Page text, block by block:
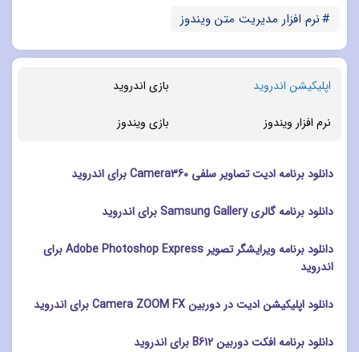
نرم افزار مدیریت متن ویندوز
اپلیکیشن اندروید بازی اندروید
نرم افزار ویندوز بازی ویندوز
دانلود برنامه ادیت تصاویر سلفی Camera360 برای اندروید
دانلود برنامه گالری Samsung Gallery برای اندروید
دانلود برنامه ویرایشگر تصویر Adobe Photoshop Express برای
اندروید
دانلود اپلیکیشن ادیت در دوربین Camera ZOOM FX برای اندروید
دانلود برنامه افکت دوربین B612 برای اندروید